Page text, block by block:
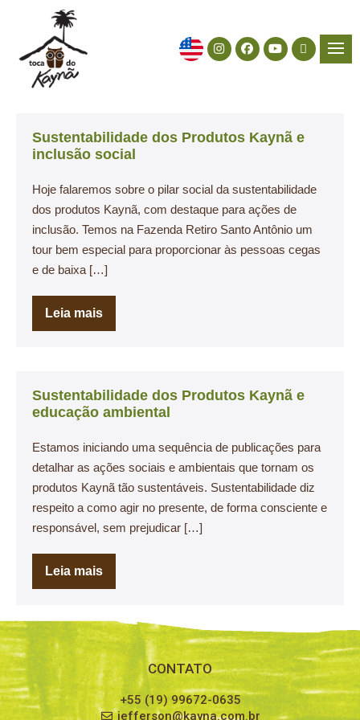
Sustentabilidade dos Produtos Kaynã e
inclusão social
Hoje falaremos sobre o pilar social da sustentabilidade
dos produtos Kaynã, com destaque para ações de
inclusão. Temos na Fazenda Retiro Santo Antônio um
tour bem especial para proporcionar às pessoas cegas
e de baixa […]
Leia mais
Sustentabilidade dos Produtos Kaynã e
educação ambiental
Estamos iniciando uma sequência de publicações para
detalhar as ações sociais e ambientais que tornam os
produtos Kaynã tão sustentáveis. Sustentabilidade diz
respeito a como agir no presente, de forma consciente e
responsável, sem prejudicar […]
Leia mais
CONTATO
+55 (19) 99672-0635
jefferson@kayna.com.br